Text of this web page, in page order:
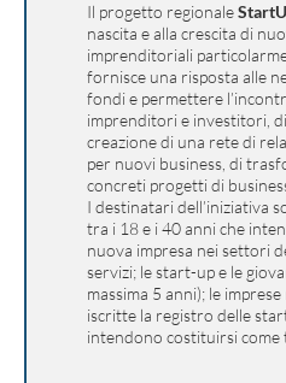
Il progetto regionale
nascita e alla crescita di
imprenditoriali
fornisce una risposta alle
fondi e permettere
imprenditori e investitori,
creazione di una rete di
per nuovi business, di
concreti progetti di
I destinatari dell’iniziativa
tra i 18 e i 40 anni che
nuova impresa nei settori
servizi; le start-up e le
massima 5 anni); le
iscritte la registro delle
intendono costituirsi come